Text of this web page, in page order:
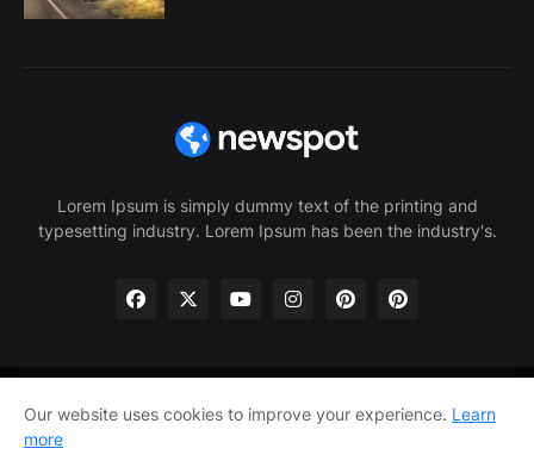
Lorem Ipsum is simply dummy text of the printing and
typesetting industry. Lorem Ipsum has been the industry's.
Home About Us Privacy Policy
Contact Us
Our website uses cookies to improve your experience. Learn
more